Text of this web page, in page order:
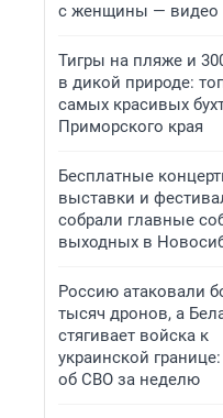
с женщины — видео
Тигры на пляже и
в дикой природе:
самых красивых
Приморского края
Бесплатные
выставки и
собрали главные
выходных в
Россию атаковали
тысяч дронов, а
стягивает войска к
украинской
об СВО за неделю